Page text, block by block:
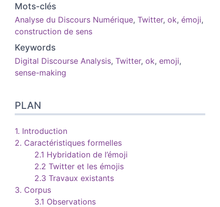
Mots-clés
Analyse du Discours Numérique, Twitter, ok, émoji,
construction de sens
Keywords
Digital Discourse Analysis, Twitter, ok, emoji,
sense-making
PLAN
1. Introduction
2. Caractéristiques formelles
2.1 Hybridation de l’émoji
2.2 Twitter et les émojis
2.3 Travaux existants
3. Corpus
3.1 Observations